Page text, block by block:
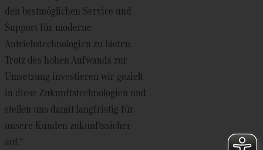
den bestmöglichen Service und
Support für moderne
Antriebstechnologien zu bieten.
Trotz des hohen Aufwands zur
Umsetzung investieren wir gezielt
in diese Zukunftstechnologien und
stellen uns damit langfristig für
unsere Kunden zukunftssicher
auf.“